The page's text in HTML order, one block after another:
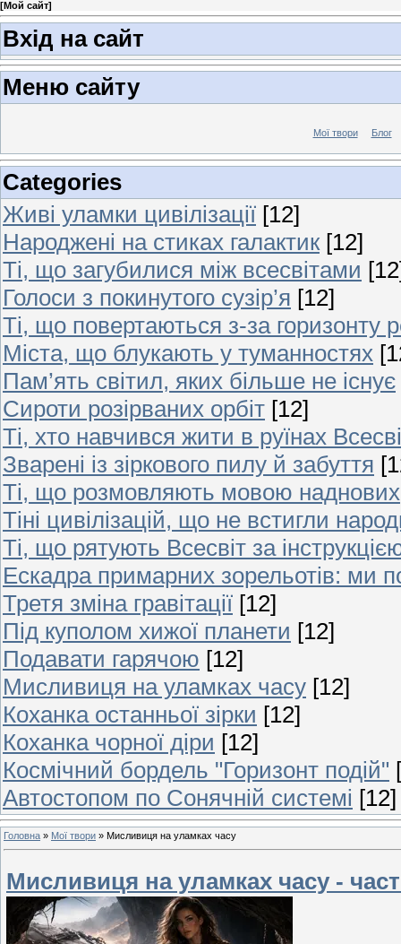
[Мой сайт]
Вхід на сайт
Меню сайту
Мої твори Блог
Categories
Живі уламки цивілізації [12]
Народжені на стиках галактик [12]
Ті, що загубилися між всесвітами
Голоси з покинутого сузір’я [12]
Ті, що повертаються з-за горизонту
Міста, що блукають у туманностях
Пам’ять світил, яких більше не існує
Сироти розірваних орбіт [12]
Ті, хто навчився жити в руїнах
Зварені із зіркового пилу й забуття
Ті, що розмовляють мовою наднових
Тіні цивілізацій, що не встигли
Ті, що рятують Всесвіт за
Ескадра примарних зорельотів: ми
Третя зміна гравітації [12]
Під куполом хижої планети [12]
Подавати гарячою [12]
Мисливиця на уламках часу [12]
Коханка останньої зірки [12]
Коханка чорної діри [12]
Космічний бордель "Горизонт подій"
Автостопом по Сонячній системі [12]
Головна » Мої твори » Мисливиця на уламках часу
Мисливиця на уламках часу -